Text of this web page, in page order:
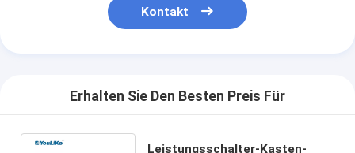
Kontakt
Erhalten Sie Den Besten Preis Für
Leistungsschalter-Kasten-